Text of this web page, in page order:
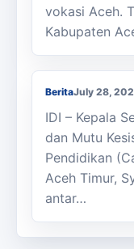
vokasi Aceh.
Kabupaten
Kasi
Antar Tugas
BeritaJuly 28,
IDI – Kepala
dan Mutu
Pendidikan
Aceh Timur,
antar…